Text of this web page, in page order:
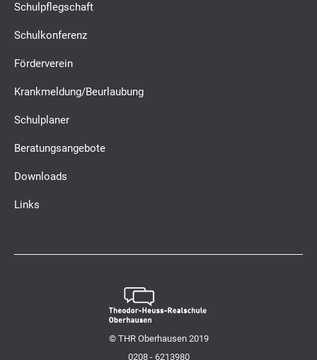
Schulpflegschaft
Schulkonferenz
Förderverein
Krankmeldung/Beurlaubung
Schulplaner
Beratungsangebote
Downloads
Links
© THR Oberhausen 2019
0208 - 6213980